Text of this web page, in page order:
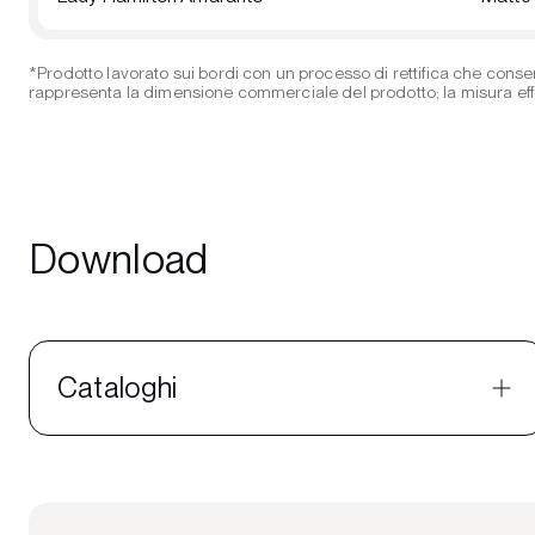
*Prodotto lavorato sui bordi con un processo di rettifica che
rappresenta la dimensione commerciale del prodotto; la misura
Download
Cataloghi